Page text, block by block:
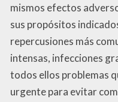
mismos efectos
sus propósitos
repercusiones más
intensas, infecciones
todos ellos problemas
urgente para evitar